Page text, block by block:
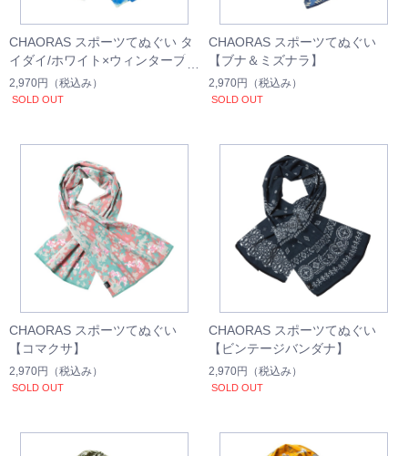
CHAORAS スポーツてぬぐい タ
イダイ/ホワイト×ウィンターブル
ー
2,970円 （税込み）
SOLD OUT
CHAORAS スポーツてぬぐい
【ブナ＆ミズナラ】
2,970円 （税込み）
SOLD OUT
CHAORAS スポーツてぬぐい
【コマクサ】
2,970円 （税込み）
SOLD OUT
CHAORAS スポーツてぬぐい
【ビンテージバンダナ】
2,970円 （税込み）
SOLD OUT